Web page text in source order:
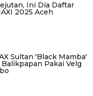
Ini Dia Daftar
2025 Aceh
Sultan 'Black Mamba'
Pakai Velg